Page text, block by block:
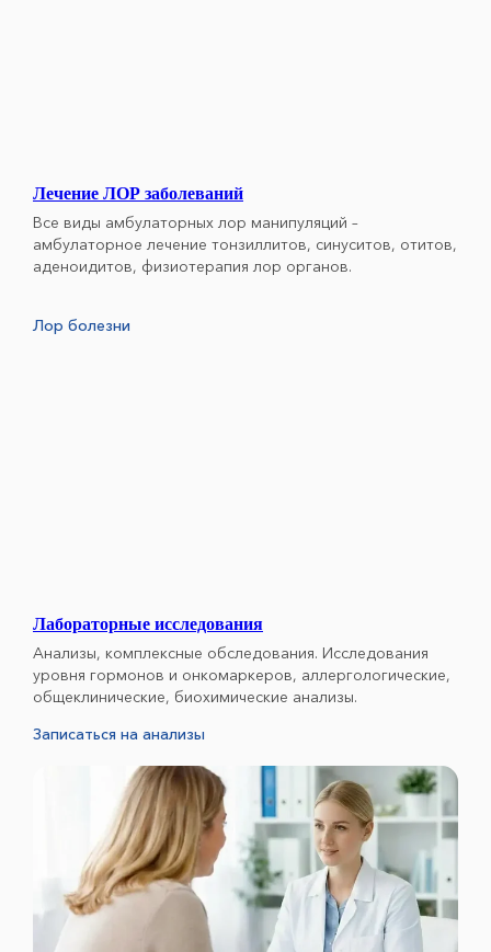
Лечение ЛОР заболеваний
Все виды амбулаторных лор манипуляций –
амбулаторное лечение тонзиллитов, синуситов, отитов,
аденоидитов, физиотерапия лор органов.
Лор болезни
Лабораторные исследования
Анализы, комплексные обследования. Исследования
уровня гормонов и онкомаркеров, аллергологические,
общеклинические, биохимические анализы.
Записаться на анализы